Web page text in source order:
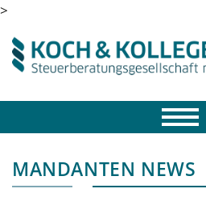
>
MANDANTEN NEWS